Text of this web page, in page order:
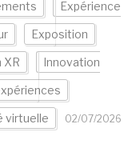
Expérience
Exposition
XR Innovation
virtuelle
02/07/2026